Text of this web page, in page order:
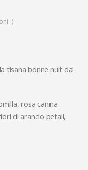
)
tisana bonne nuit dal
rosa canina
di arancio petali,